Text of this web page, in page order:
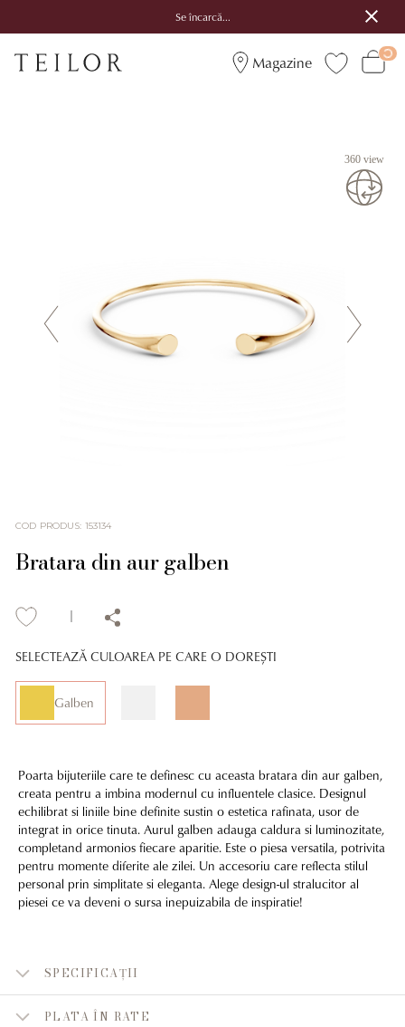
Se încarcă...
Magazine
360 view
COD PRODUS: 153134
Bratara din aur galben
SELECTEAZĂ CULOAREA PE CARE O DOREȘTI
Galben
Poarta bijuteriile care te definesc cu aceasta bratara din aur galben,
creata pentru a imbina modernul cu influentele clasice. Designul
echilibrat si liniile bine definite sustin o estetica rafinata, usor de
integrat in orice tinuta. Aurul galben adauga caldura si luminozitate,
completand armonios fiecare aparitie. Este o piesa versatila, potrivita
pentru momente diferite ale zilei. Un accesoriu care reflecta stilul
personal prin simplitate si eleganta. Alege design-ul stralucitor al
piesei ce va deveni o sursa inepuizabila de inspiratie!
SPECIFICAȚII
PLATA ÎN RATE